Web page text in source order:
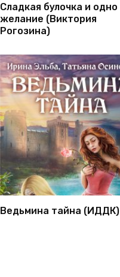
Сладкая булочка и одно
желание (Виктория
Рогозина)
Ведьмина тайна (ИДДК)